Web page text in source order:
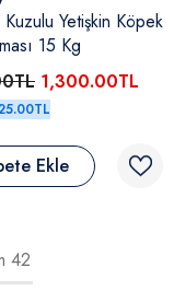
Yetişkin Köpek
15 Kg
1,300.00TL
Ekle
42